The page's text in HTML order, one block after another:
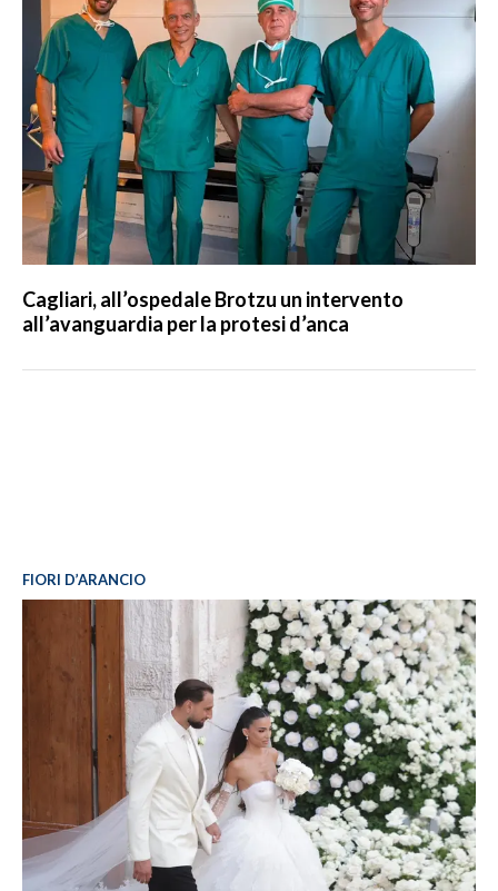
Cagliari, all’ospedale Brotzu un intervento
all’avanguardia per la protesi d’anca
FIORI D’ARANCIO